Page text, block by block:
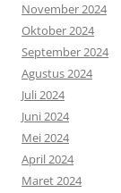
November 2024
Oktober 2024
September 2024
Agustus 2024
Juli 2024
Juni 2024
Mei 2024
April 2024
Maret 2024